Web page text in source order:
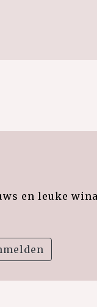
en leuke